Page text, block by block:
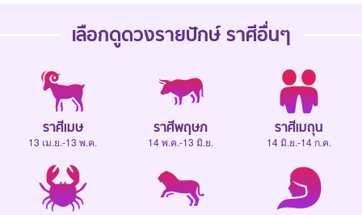
เลือกดูดวงรายปักษ์ราศีอื่นๆ
ราศีเมษ
13 เม.ย.-13 พ.ค.
ราศีพฤษภ
14 พ.ค.-13 มิ.ย.
ราศีเมถุน
14 มิ.ย.-14 ก.ค.